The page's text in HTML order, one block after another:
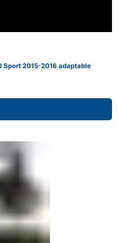
Sport 2015-2016 adaptable